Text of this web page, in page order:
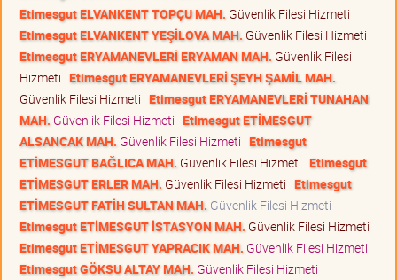
Etimesgut ELVANKENT TOPÇU MAH. Güvenlik Filesi Hizmeti
Etimesgut ELVANKENT YEŞİLOVA MAH. Güvenlik Filesi Hizmeti
Etimesgut ERYAMANEVLERİ ERYAMAN MAH. Güvenlik Filesi
Hizmeti Etimesgut ERYAMANEVLERİ ŞEYH ŞAMİL MAH.
Güvenlik Filesi Hizmeti Etimesgut ERYAMANEVLERİ TUNAHAN
MAH. Güvenlik Filesi Hizmeti Etimesgut ETİMESGUT
ALSANCAK MAH. Güvenlik Filesi Hizmeti Etimesgut
ETİMESGUT BAĞLICA MAH. Güvenlik Filesi Hizmeti Etimesgut
ETİMESGUT ERLER MAH. Güvenlik Filesi Hizmeti Etimesgut
ETİMESGUT FATİH SULTAN MAH. Güvenlik Filesi Hizmeti
Etimesgut ETİMESGUT İSTASYON MAH. Güvenlik Filesi Hizmeti
Etimesgut ETİMESGUT YAPRACIK MAH. Güvenlik Filesi Hizmeti
Etimesgut GÖKSU ALTAY MAH. Güvenlik Filesi Hizmeti